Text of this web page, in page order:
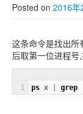
Posted on 2016年
这条命令是找出所
后取第一位进程号
1 ps x grep